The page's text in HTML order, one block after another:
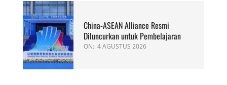
China-ASEAN Alliance Resmi
Diluncurkan untuk Pembelajaran
ON: 4 AGUSTUS 2026